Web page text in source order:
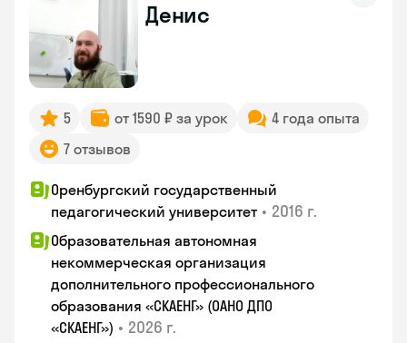
Денис
5 от 1590 ₽ за урок
4 года опыта
7 отзывов
Оренбургский государственный
педагогический университет • 2016 г.
Образовательная автономная
некоммерческая организация
дополнительного профессионального
образования «СКАЕНГ» (ОАНО ДПО
«СКАЕНГ») • 2026 г.